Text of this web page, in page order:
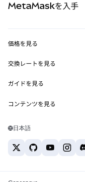
RWA
MetaMask Connect
Snaps
Web3サービス
MetaMaskを入手
セキュリティ
サポート
キャリア
お問い合わせ
価格を見る
イーサリアムの価格
Solanaの価格
Tetherの価格
交換レートを見る
ETH→USD
USDT→INR
BTC→INR
ETH→USDT
ガイドを見る
ETHの購入
USDTの購入
コンテンツを見る
Solanaウォレット
日本語